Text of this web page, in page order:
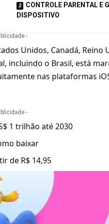
CONTROLE PARENTAL E
DISPOSITIVO
-
Unidos, Canadá, Reino
incluindo o Brasil, está
nas plataformas
-
1 trilhão até 2030
baixar
de R$ 14,95